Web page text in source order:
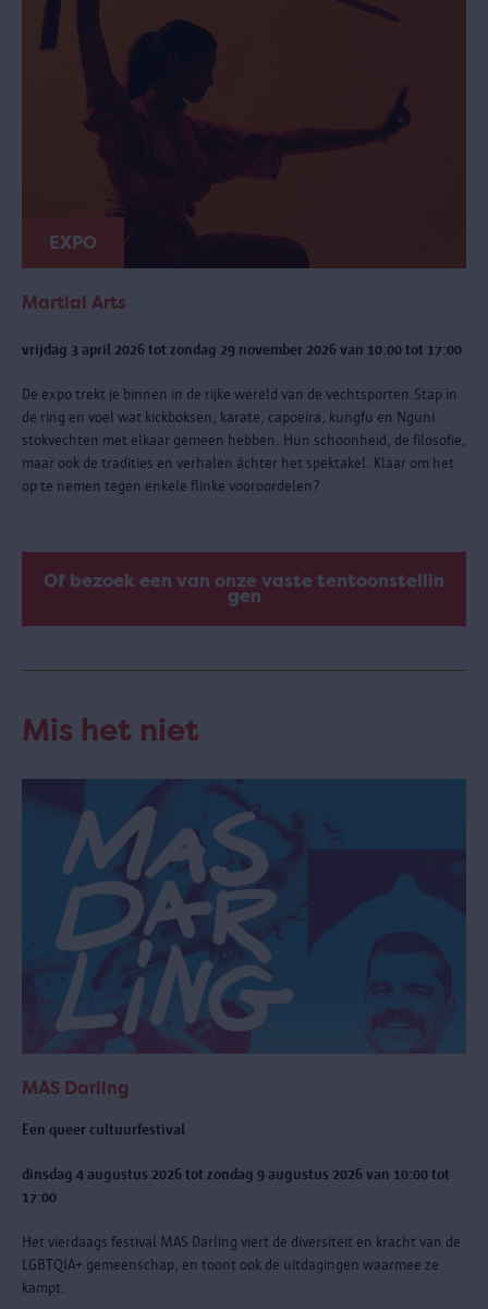
EXPO
Martial Arts
vrijdag 3 april 2026 tot zondag 29 november 2026 van 10:00 tot 17:00
De expo trekt je binnen in de rijke wereld van de vechtsporten.Stap in
de ring en voel wat kickboksen, karate, capoeira, kungfu en Nguni
stokvechten met elkaar gemeen hebben. Hun schoonheid, de filosofie,
maar ook de tradities en verhalen áchter het spektakel. Klaar om het
op te nemen tegen enkele flinke vooroordelen?
Of bezoek een van onze vaste tentoonstellin
gen
Mis het niet
MAS Darling
Een queer cultuurfestival
dinsdag 4 augustus 2026 tot zondag 9 augustus 2026 van 10:00 tot
17:00
Het vierdaags festival MAS Darling viert de diversiteit en kracht van de
LGBTQIA+ gemeenschap, en toont ook de uitdagingen waarmee ze
kampt.